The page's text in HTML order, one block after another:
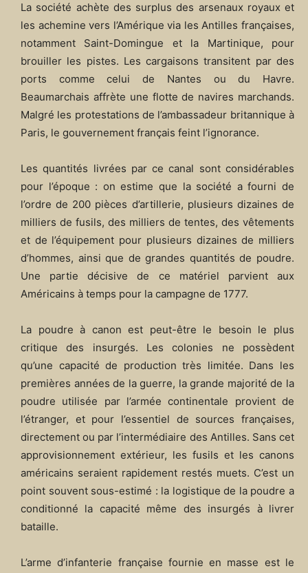
La société achète des surplus des arsenaux royaux et
les achemine vers l’Amérique via les Antilles françaises,
notamment Saint-Domingue et la Martinique, pour
brouiller les pistes. Les cargaisons transitent par des
ports comme celui de Nantes ou du Havre.
Beaumarchais affrète une flotte de navires marchands.
Malgré les protestations de l’ambassadeur britannique à
Paris, le gouvernement français feint l’ignorance.
Les quantités livrées par ce canal sont considérables
pour l’époque : on estime que la société a fourni de
l’ordre de 200 pièces d’artillerie, plusieurs dizaines de
milliers de fusils, des milliers de tentes, des vêtements
et de l’équipement pour plusieurs dizaines de milliers
d’hommes, ainsi que de grandes quantités de poudre.
Une partie décisive de ce matériel parvient aux
Américains à temps pour la campagne de 1777.
La poudre à canon est peut-être le besoin le plus
critique des insurgés. Les colonies ne possèdent
qu’une capacité de production très limitée. Dans les
premières années de la guerre, la grande majorité de la
poudre utilisée par l’armée continentale provient de
l’étranger, et pour l’essentiel de sources françaises,
directement ou par l’intermédiaire des Antilles. Sans cet
approvisionnement extérieur, les fusils et les canons
américains seraient rapidement restés muets. C’est un
point souvent sous-estimé : la logistique de la poudre a
conditionné la capacité même des insurgés à livrer
bataille.
L’arme d’infanterie française fournie en masse est le